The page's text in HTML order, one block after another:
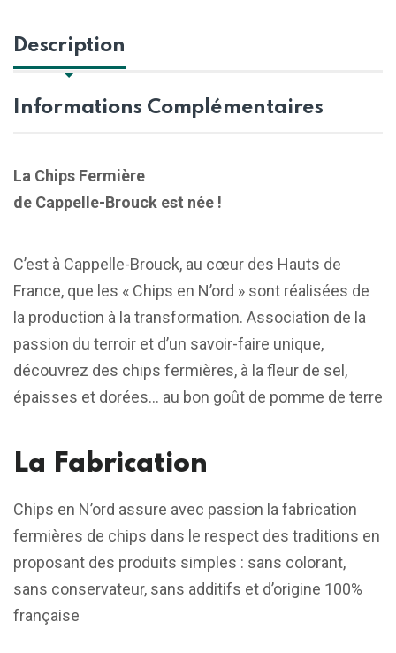
Description
Informations Complémentaires
La Chips Fermière
de Cappelle-Brouck est née !
C’est à Cappelle-Brouck, au cœur des Hauts de
France, que les « Chips en N’ord » sont réalisées de
la production à la transformation. Association de la
passion du terroir et d’un savoir-faire unique,
découvrez des chips fermières, à la fleur de sel,
épaisses et dorées… au bon goût de pomme de terre
La Fabrication
Chips en N’ord assure avec passion la fabrication
fermières de chips dans le respect des traditions en
proposant des produits simples : sans colorant,
sans conservateur, sans additifs et d’origine 100%
française